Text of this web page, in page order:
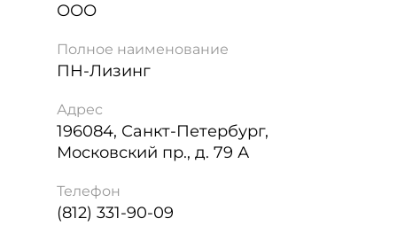
ООО
Полное наименование
ПН-Лизинг
Адрес
196084, Санкт-Петербург,
Московский пр., д. 79 А
Телефон
(812) 331-90-09